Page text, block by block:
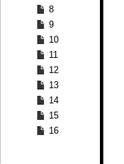
8
9
10
11
12
13
14
15
16